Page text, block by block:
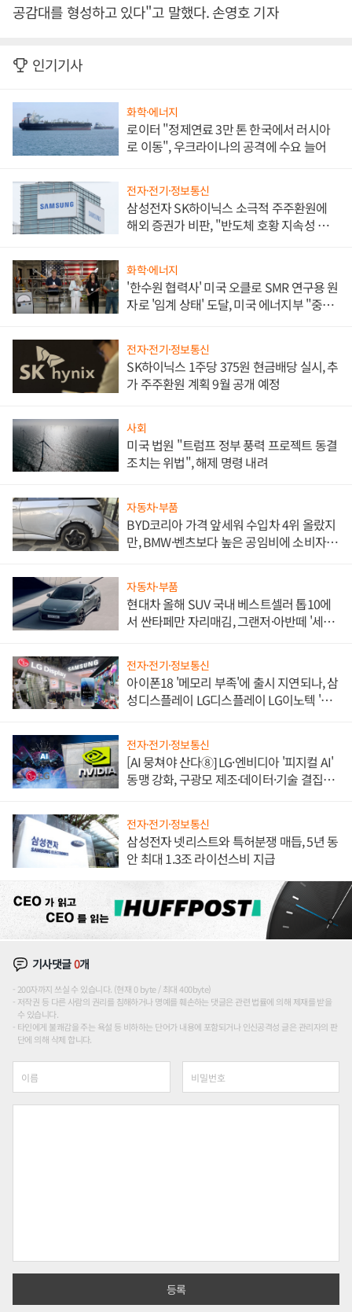
공감대를 형성하고 있다"고 말했다. 손영호 기자
인기기사
화학·에너지
로이터 "정제연료 3만 톤 한국에서 러시아
로 이동", 우크라이나의 공격에 수요 늘어
전자·전기·정보통신
삼성전자 SK하이닉스 소극적 주주환원에
해외 증권가 비판, "반도체 호황 지속성 의
화학·에너지
'한수원 협력사' 미국 오클로 SMR 연구용 원
자로 '임계 상태' 도달, 미국 에너지부 "중요
전자·전기·정보통신
SK하이닉스 1주당 375원 현금배당 실시, 추
가 주주환원 계획 9월 공개 예정
사회
미국 법원 "트럼프 정부 풍력 프로젝트 동결
조치는 위법", 해제 명령 내려
자동차·부품
BYD코리아 가격 앞세워 수입차 4위 올랐지
만, BMW·벤츠보다 높은 공임비에 소비자
자동차·부품
현대차 올해 SUV 국내 베스트셀러 톱10에
서 싼타페만 자리매김, 그랜저·아반떼 '세단
전자·전기·정보통신
아이폰18 '메모리 부족'에 출시 지연되나, 삼
성디스플레이 LG디스플레이 LG이노텍 '탈
전자·전기·정보통신
[AI 뭉쳐야 산다⑧] LG·엔비디아 '피지컬 AI'
동맹 강화, 구광모 제조·데이터·기술 결집
전자·전기·정보통신
삼성전자 넷리스트와 특허분쟁 매듭, 5년 동
안 최대 1.3조 라이선스비 지급
기사댓글0개
200자까지 쓰실 수 있습니다. (현재 0 byte / 최대 400byte)
저작권 등 다른 사람의 권리를 침해하거나 명예를 훼손하는 댓글은 관련 법률에 의해 제재를 받을
수 있습니다.
타인에게 불쾌감을 주는 욕설 등 비하하는 단어가 내용에 포함되거나 인신공격성 글은 관리자의 판
단에 의해 삭제 합니다.